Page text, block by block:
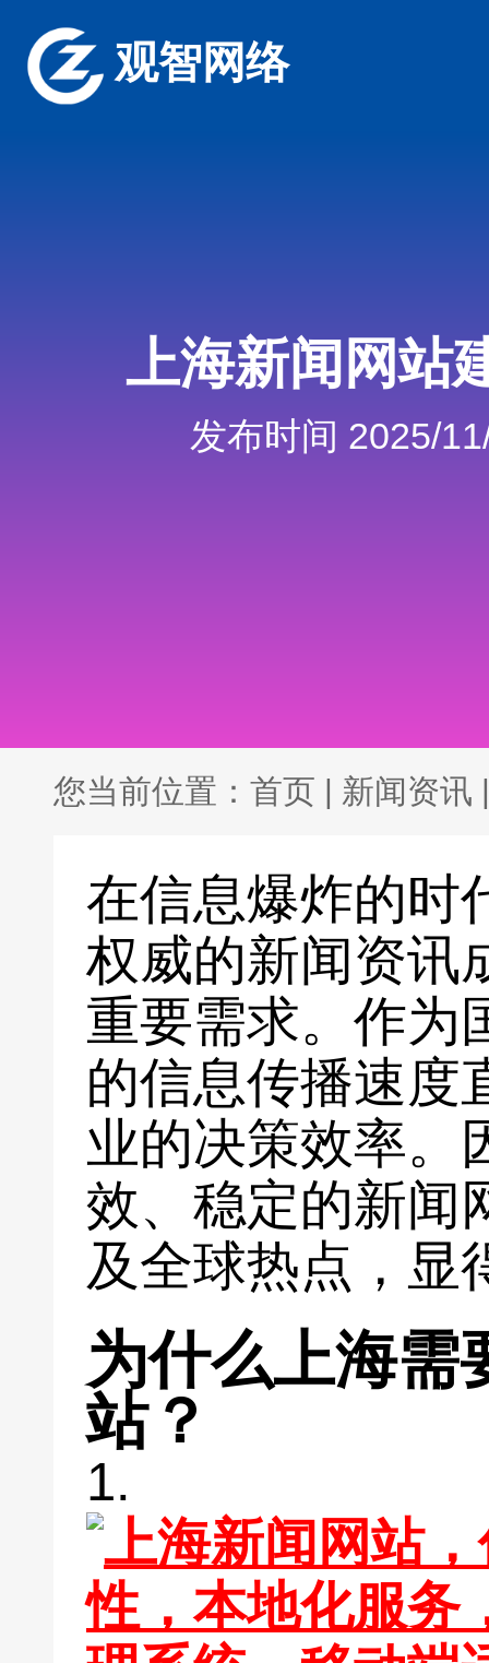
观智网络
上海新闻网站
发布时间 2025/
您当前位置： 首页 | 新闻资讯 |
在信息爆炸的时
权威的新闻资讯
重要需求。作为
的信息传播速度
业的决策效率。
效、稳定的新闻
及全球热点，显
为什么上海需
站？
1.